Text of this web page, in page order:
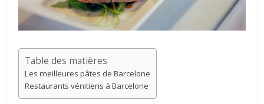
Table des matières
Les meilleures pâtes de Barcelone
Restaurants vénitiens à Barcelone